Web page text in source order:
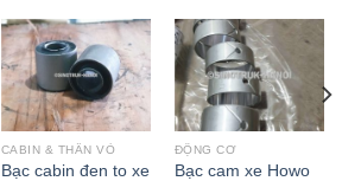
CABIN & THÂN VỎ
Bạc cabin đen to xe
ĐỘNG CƠ
Bạc cam xe Howo